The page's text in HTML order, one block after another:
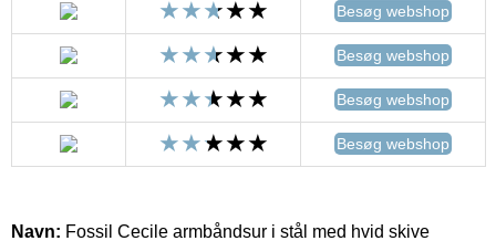
Besøg webshop
Besøg webshop
Besøg webshop
Besøg webshop
Navn: Fossil Cecile armbåndsur i stål med hvid skive